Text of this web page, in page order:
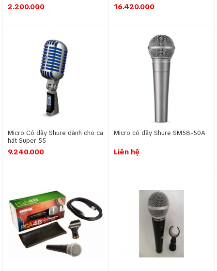
2.200.000 16.420.000
Micro Có dây Shure dành cho ca
hát Super 55
9.240.000
Micro có dây Shure SM58-50A
Liên hệ